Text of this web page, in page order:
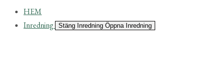
HEM
Inredning
Stäng Inredning Öppna Inredning